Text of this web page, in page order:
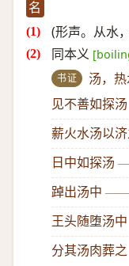
名
(形声。从水
同本义
书证 汤，
见不善如探汤
薪火水汤以济
日中如探汤
踔出汤中
王头随堕汤中
分其汤肉葬之